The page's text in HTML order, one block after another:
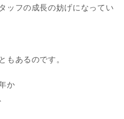
ッフの成長の妨げになってい
もあるのです。
か